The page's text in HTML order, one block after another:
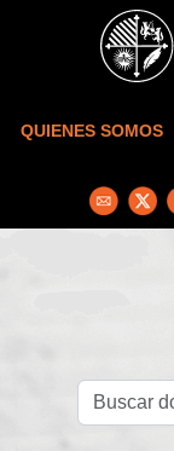
Skip to main content
QUIENES SOMOS